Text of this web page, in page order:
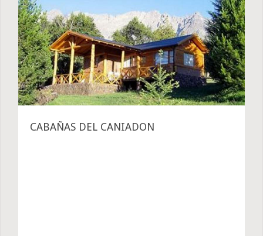
CABAÑAS DEL CANIADON